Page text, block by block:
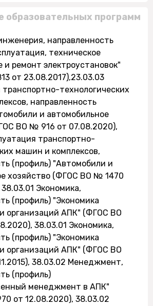
образовательных программ
направленность
техническое
и ремонт электроустановок"
от 23.08.2017),23.03.03
транспортно-технологических
направленность
и автомобильное
ВО № 916 от 07.08.2020),
транспортно-
машин и комплексов,
(профиль) "Автомобили и
хозяйство (ФГОС ВО № 1470
38.03.01 Экономика,
(профиль) "Экономика
организаций АПК" (ФГОС ВО
38.03.01 Экономика,
(профиль) "Экономика
организаций АПК" (ФГОС ВО
38.03.02 Менеджмент,
(профиль)
менеджмент в АПК"
от 12.08.2020), 38.03.02